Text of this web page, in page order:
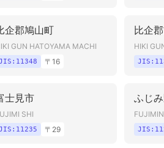
企郡鳩山町
GUN HATOYAMA MACHI
11348 〒16
比企
HIKI
JIS:
士見市
SHI
11235 〒 29
ふじ
JIS: